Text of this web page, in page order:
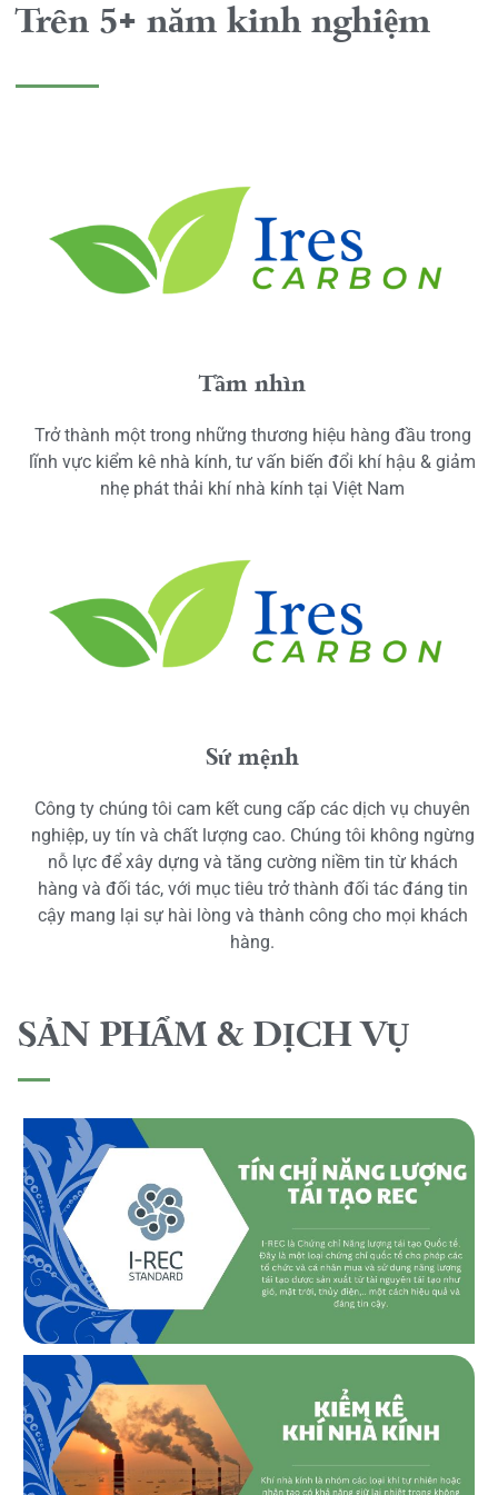
Trên 5+ năm kinh nghiệm
Tầm nhìn
Trở thành một trong những thương hiệu hàng đầu trong
lĩnh vực kiểm kê nhà kính, tư vấn biến đổi khí hậu & giảm
nhẹ phát thải khí nhà kính tại Việt Nam
Sứ mệnh
Công ty chúng tôi cam kết cung cấp các dịch vụ chuyên
nghiệp, uy tín và chất lượng cao. Chúng tôi không ngừng
nỗ lực để xây dựng và tăng cường niềm tin từ khách
hàng và đối tác, với mục tiêu trở thành đối tác đáng tin
cậy mang lại sự hài lòng và thành công cho mọi khách
hàng.
SẢN PHẨM & DỊCH VỤ